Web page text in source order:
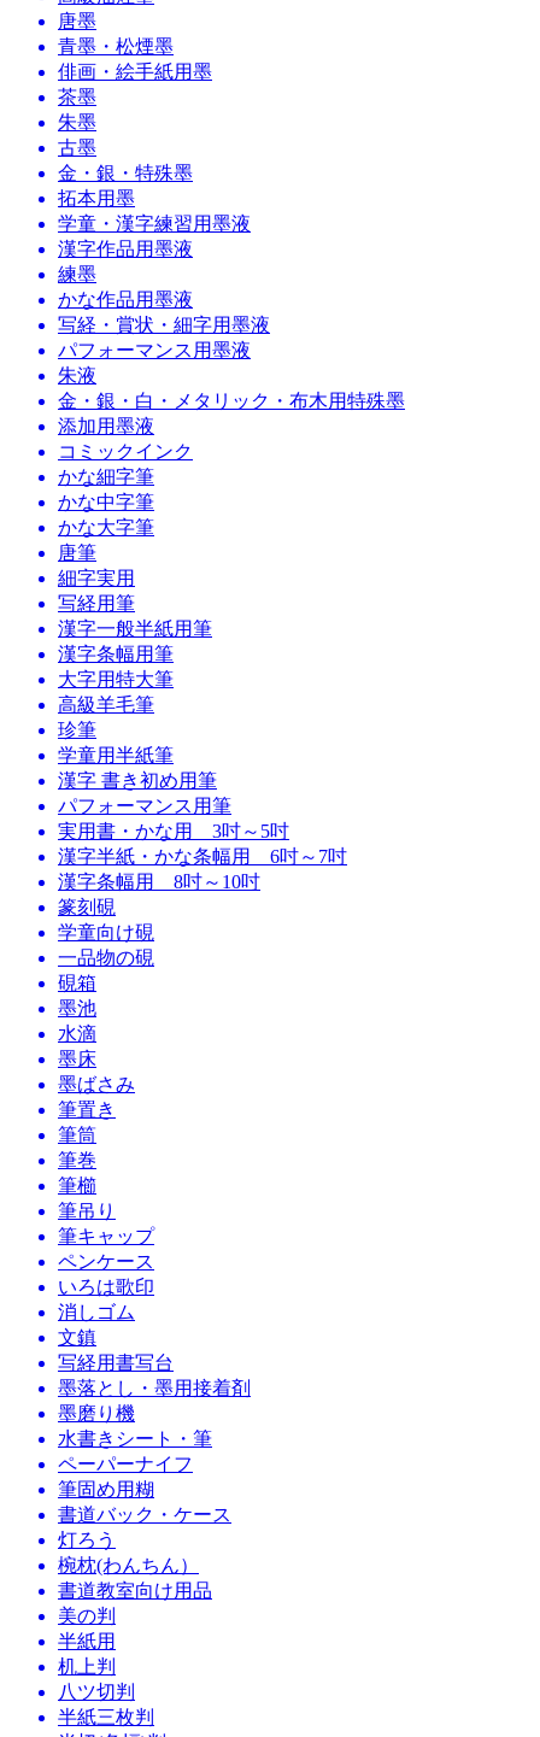
唐墨
青墨・松煙墨
俳画・絵手紙用墨
茶墨
朱墨
古墨
金・銀・特殊墨
拓本用墨
学童・漢字練習用墨液
漢字作品用墨液
練墨
かな作品用墨液
写経・賞状・細字用墨液
パフォーマンス用墨液
朱液
金・銀・白・メタリック・布木用特殊墨
添加用墨液
コミックインク
かな細字筆
かな中字筆
かな大字筆
唐筆
細字実用
写経用筆
漢字一般半紙用筆
漢字条幅用筆
大字用特大筆
高級羊毛筆
珍筆
学童用半紙筆
漢字 書き初め用筆
パフォーマンス用筆
実用書・かな用 3吋～5吋
漢字半紙・かな条幅用 6吋～7吋
漢字条幅用 8吋～10吋
篆刻硯
学童向け硯
一品物の硯
硯箱
墨池
水滴
墨床
墨ばさみ
筆置き
筆筒
筆巻
筆櫛
筆吊り
筆キャップ
ペンケース
いろは歌印
消しゴム
文鎮
写経用書写台
墨落とし・墨用接着剤
墨磨り機
水書きシート・筆
ペーパーナイフ
筆固め用糊
書道バック・ケース
灯ろう
椀枕(わんちん）
書道教室向け用品
美の判
半紙用
机上判
八ツ切判
半紙三枚判